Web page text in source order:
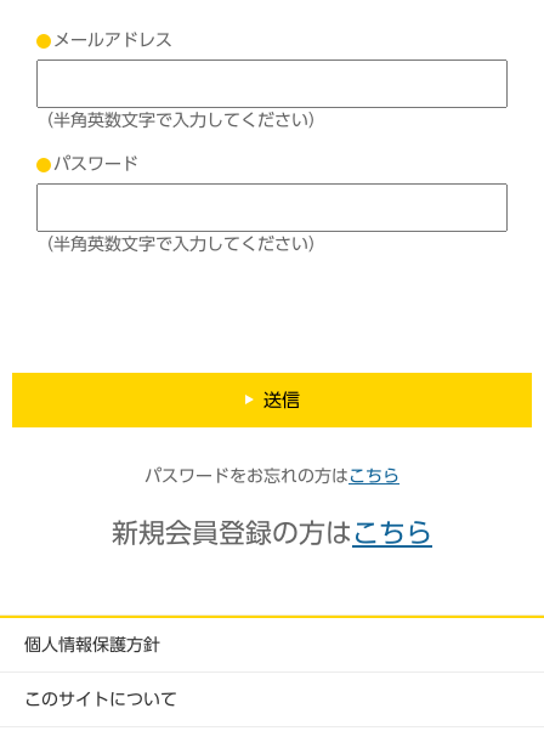
メールアドレス
（半角英数文字で入力してください）
パスワード
（半角英数文字で入力してください）
送信
パスワードをお忘れの方は こちら
新規会員登録の方は こちら
個人情報保護方針
このサイトについて